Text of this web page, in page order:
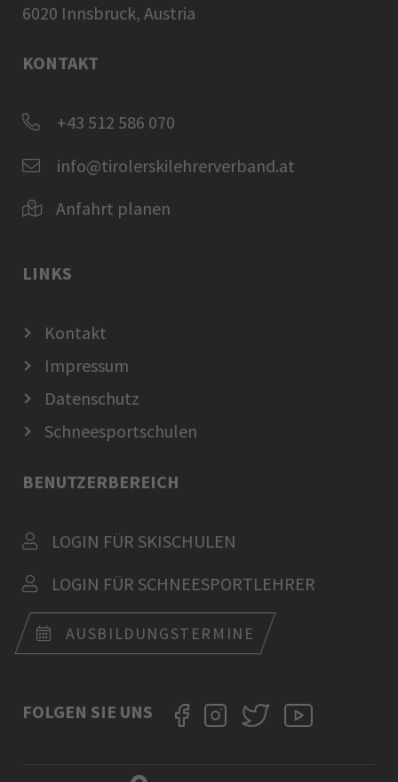
6020 Innsbruck, Austria
KONTAKT
+43 512 586 070
info@tirolerskilehrerverband.at
Anfahrt planen
LINKS
Kontakt
Impressum
Datenschutz
Schneesportschulen
BENUTZERBEREICH
LOGIN FÜR SKISCHULEN
LOGIN FÜR SCHNEESPORTLEHRER
AUSBILDUNGSTERMINE
FOLGEN SIE UNS